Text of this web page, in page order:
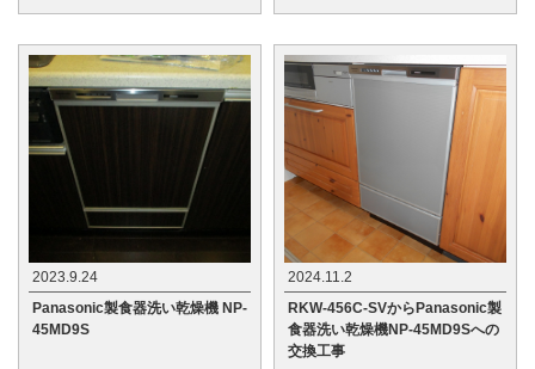
2023.9.24
Panasonic製食器洗い乾燥機 NP-
45MD9S
2024.11.2
RKW-456C-SVからPanasonic製
食器洗い乾燥機NP-45MD9Sへの
交換工事